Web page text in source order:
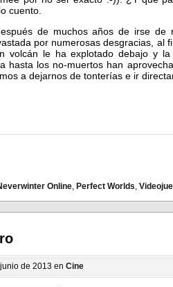
cuento.
de muchos años de irse
por numerosas desgracias, al
volcán le ha explotado debajo y
hasta los no-muertos han
a dejarnos de tonterías e ir
Online, Perfect Worlds,
de 2013 en Cine